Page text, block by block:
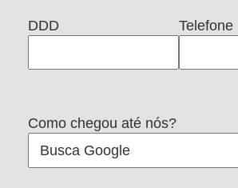
DDD Telefone
Como chegou até nós?